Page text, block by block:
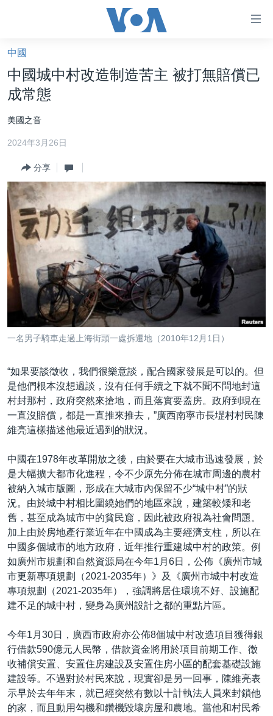
礙
鏈
接
跳
轉
內
轉
跳
轉
到
美國大選2024
海外港人
新聞自由
揭謊頻道
美國
中國
國際
經貿
視頻
VOA 60秒 (國際)
美國專訊
視頻存檔
YOUTUBE頻道
時事經緯
新聞音頻
海外港人
港人港心
美國透視
建國史話
廣播節目表
國語
關注我們
其他語言網站
中國
中國城中村改造制造苦主 被打無賠償已
成常態
美國之音
2024年3月26日
分享
一名男子騎車走過上海街頭一處拆遷地（2010年12月1日）
“如果要談徵收，我們很樂意談，配合國家發展是可以的。但
是他們根本沒想過談，沒有任何手續之下就不聞不問地封這
村封那村，政府突然來搶地，而且落實要蓋房。政府到現在
一直沒賠償，都是一直推來推去，”廣西南寧市長堽村村民陳
維亮這樣描述他最近遇到的狀況。
中國在1978年改革開放之後，由於要在大城市迅速發展，於
是大幅擴大都市化進程，令不少原先分佈在城市周邊的農村
被納入城市版圖，形成在大城市內保留不少“城中村”的狀
況。由於城中村相比圍繞她們的地區來說，建築較矮和老
舊，甚至成為城市中的貧民窟，因此被政府視為社會問題。
加上由於房地產行業近年在中國成為主要經濟支柱，所以在
中國多個城市的地方政府，近年推行重建城中村的政策。例
如廣州市規劃和自然資源局在今年1月6日，公佈《廣州市城
市更新專項規劃（2021-2035年）》及《廣州市城中村改造
專項規劃（2021-2035年），強調將居住環境不好、設施配
建不足的城中村，變身為廣州設計之都的重點片區。
今年1月30日，廣西市政府亦公佈8個城中村改造項目獲得銀
行借款590億元人民幣，借款資金將用於項目前期工作、徵
收補償安置、安置住房建設及安置住房小區的配套基礎設施
建設等。不過對於村民來說，現實卻是另一回事，陳維亮表
示早於去年年末，就已經突然有數以十計執法人員來封鎖他
的家，而且動用勾機和鑽機毀壞房屋和農地。當他和村民希